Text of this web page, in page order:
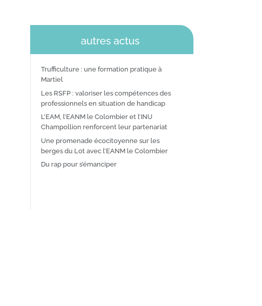
autres actus
Trufficulture : une formation pratique à
Martiel
Les RSFP : valoriser les compétences des
professionnels en situation de handicap
L’EAM, l’EANM le Colombier et l’INU
Champollion renforcent leur partenariat
Une promenade écocitoyenne sur les
berges du Lot avec l’EANM le Colombier
Du rap pour s’émanciper